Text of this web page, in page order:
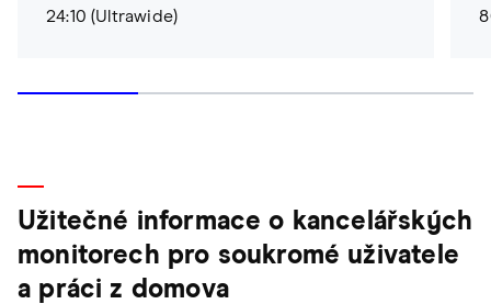
24:10 (Ultrawide)
Užitečné informace o kancelářských
monitorech pro soukromé uživatele
a práci z domova